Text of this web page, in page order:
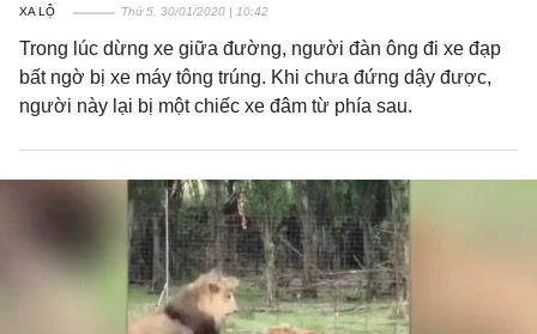
XA LỘ Thứ 5, 30/01/2020 | 10:42
Trong lúc dừng xe giữa đường, người đàn ông đi xe đạp
bất ngờ bị xe máy tông trúng. Khi chưa đứng dậy được,
người này lại bị một chiếc xe đâm từ phía sau.